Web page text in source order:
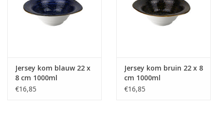
Jersey kom blauw 22 x
8 cm 1000ml
€16,85
Jersey kom bruin 22 x 8
cm 1000ml
€16,85